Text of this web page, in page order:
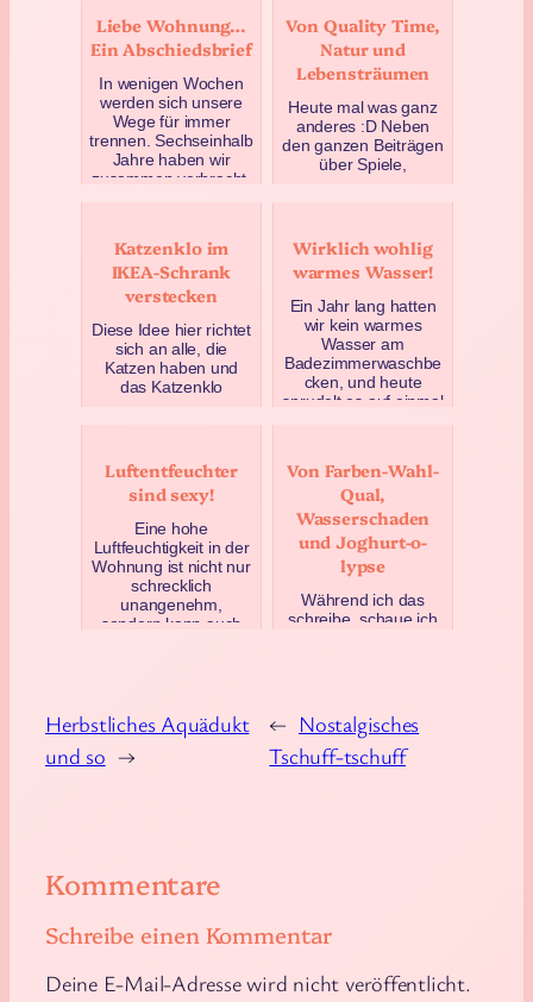
Luftentfeuchter
sind sexy!
Eine hohe
Luftfeuchtigkeit in der
Wohnung ist nicht nur
schrecklich
unangenehm,
sondern kann auch
Wirklich wohlig
warmes Wasser!
Ein Jahr lang hatten
wir kein warmes
Wasser am
Badezimmerwaschbe
cken, und heute
sprudelt es auf einmal
Von Farben-Wahl-
Qual,
Wasserschaden
und Joghurt-o-
lypse
Während ich das
schreibe, schaue ich
Hang und die
Häuser…
März 28, 2019
Liebe Wohnung…
Ein Abschiedsbrief
In wenigen Wochen
werden sich unsere
Wege für immer
trennen. Sechseinhalb
Jahre haben wir
zusammen verbracht.
Von Quality Time,
Natur und
Lebensträumen
Heute mal was ganz
anderes :D Neben
den ganzen Beiträgen
über Spiele,
April 30, 2018
Katzenklo im
IKEA-Schrank
verstecken
Diese Idee hier richtet
sich an alle, die
Katzen haben und
das Katzenklo
Februar 10, 2018
← Nostalgisches
Tschuff-tschuff
Herbstliches Aquädukt
und so →
Kommentare
Schreibe einen Kommentar
Deine E-Mail-Adresse wird nicht veröffentlicht.